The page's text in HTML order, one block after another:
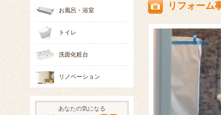
リフォーム
お風呂・浴室
トイレ
洗面化粧台
リノベーション
あなたの気になる